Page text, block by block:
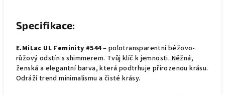
Specifikace:
E.MiLac UL Feminity #544– polotransparentní béžovo-
růžový odstín s shimmerem. Tvůj klíč k jemnosti. Něžná,
ženská a elegantní barva, která podtrhuje přirozenou krásu.
Odráží trend minimalismu a čisté krásy.